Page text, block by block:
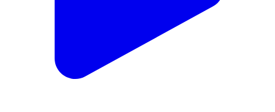
पुलिस अधीक्षक महोदय द्वारा मासिक अपराध गोष्ठी का आयोजन